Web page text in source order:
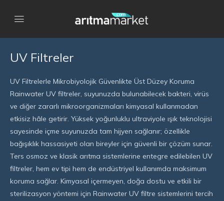
UV Filtreler
UV Filtrelerle Mikrobiyolojik Güvenlikte Üst Düzey Koruma
Rainwater UV filtreler, suyunuzda bulunabilecek bakteri, virüs
ve diğer zararlı mikroorganizmaları kimyasal kullanmadan
etkisiz hâle getirir. Yüksek yoğunluklu ultraviyole ışık teknolojisi
sayesinde içme suyunuzda tam hijyen sağlanır; özellikle
bağışıklık hassasiyeti olan bireyler için güvenli bir çözüm sunar.
Ters osmoz ve klasik arıtma sistemlerine entegre edilebilen UV
filtreler, hem ev tipi hem de endüstriyel kullanımda maksimum
koruma sağlar. Kimyasal içermeyen, doğa dostu ve etkili bir
sterilizasyon yöntemi için Rainwater UV filtre sistemlerini tercih